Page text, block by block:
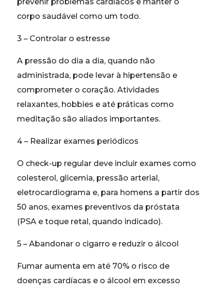
corpo saudável como um todo.
3 – Controlar o estresse
A pressão do dia a dia, quando não
administrada, pode levar à hipertensão e
comprometer o coração. Atividades
relaxantes, hobbies e até práticas como
meditação são aliados importantes.
4 – Realizar exames periódicos
O check-up regular deve incluir exames como
colesterol, glicemia, pressão arterial,
eletrocardiograma e, para homens a partir dos
50 anos, exames preventivos da próstata
(PSA e toque retal, quando indicado).
5 – Abandonar o cigarro e reduzir o álcool
Fumar aumenta em até 70% o risco de
doenças cardíacas e o álcool em excesso